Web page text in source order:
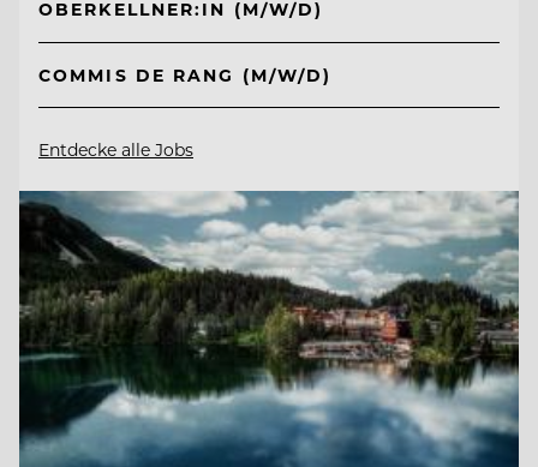
OBERKELLNER:IN (M/W/D)
COMMIS DE RANG (M/W/D)
Entdecke alle Jobs